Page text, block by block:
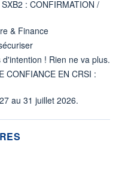
: CONFIRMATION /
& Finance
! Rien ne va plus.
CONFIANCE EN CRSI :
au 31 juillet 2026.